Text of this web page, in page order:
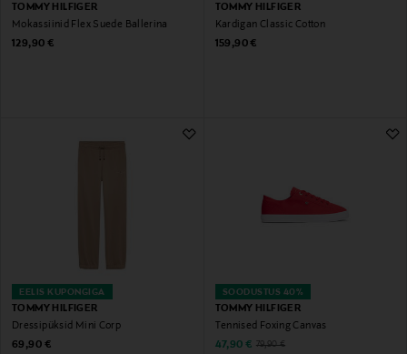
TOMMY HILFIGER
Mokassiinid Flex Suede Ballerina
Original Price
129,90 €
TOMMY HILFIGER
Kardigan Classic Cotton
Original Price
159,90 €
EELIS KUPONGIGA
TOMMY HILFIGER
Dressipüksid Mini Corp
Original Price
69,90 €
SOODUSTUS 40%
TOMMY HILFIGER
Tennised Foxing Canvas
Discounted Price
47,90 € Original Price
79,90 €